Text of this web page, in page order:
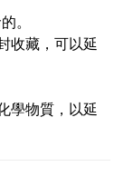
。
收藏，可以延
學物質，以延